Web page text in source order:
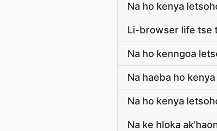
Na ho kenya
Li-browser life tse
Na ho kenngoa
Na haeba ho
Na ho kenya
Na ke hloka